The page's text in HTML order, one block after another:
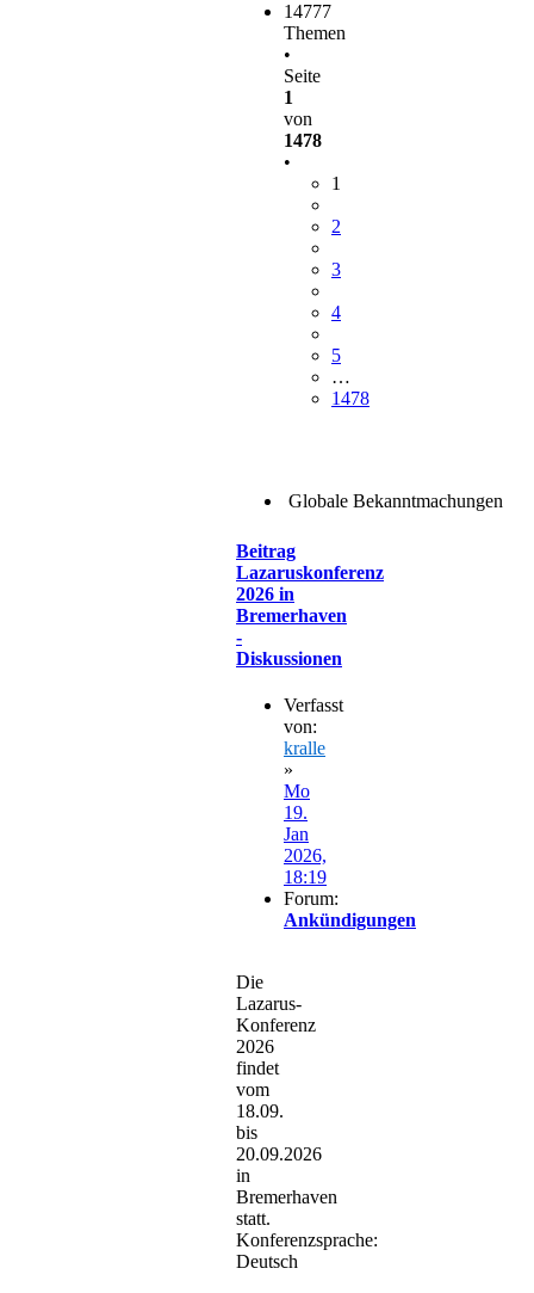
14777
Themen
•
Seite
1
von
1478
•
1
2
3
4
5
…
1478
Globale Bekanntmachungen
Beitrag
Lazaruskonferenz
2026 in
Bremerhaven
-
Diskussionen
Verfasst
von:
kralle
»
Mo
19.
Jan
2026,
18:19
Forum:
Ankündigungen
Die
Lazarus-
Konferenz
2026
findet
vom
18.09.
bis
20.09.2026
in
Bremerhaven
statt.
Konferenzsprache:
Deutsch